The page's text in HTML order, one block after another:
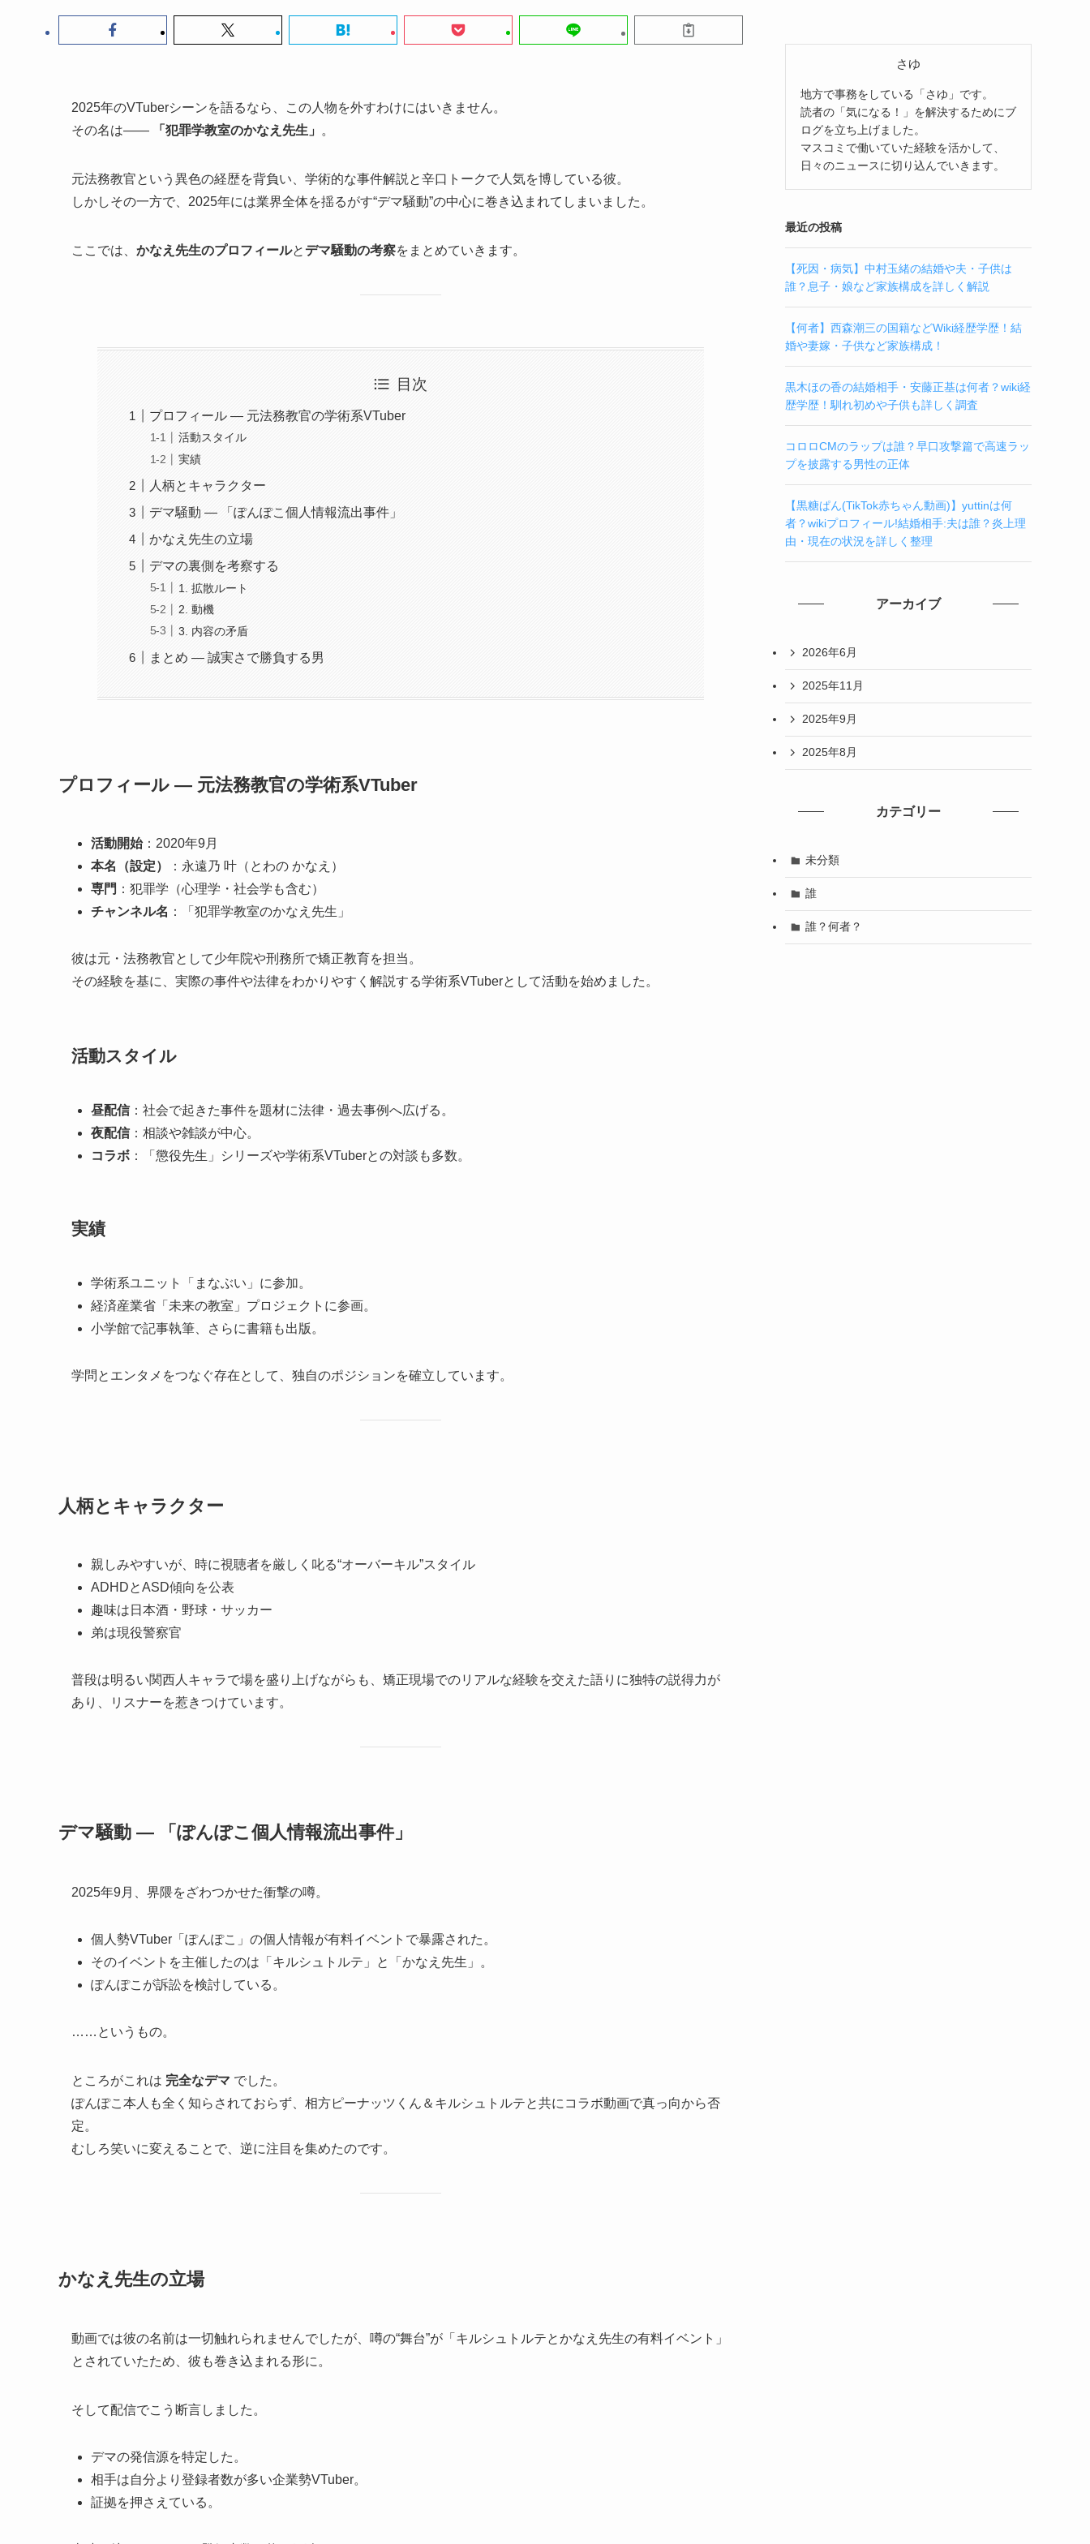
2025年のVTuberシーンを語るなら、この人物を外すわけにはいきません。
その名は――
「犯罪学教室のかなえ先生」 。
元法務教官という異色の経歴を背負い、学術的な事件解説と辛口トークで人気を博している彼。
しかしその一方で、2025年には業界全体を揺るがす“デマ騒動”の中心に巻き込まれてしまいました。
ここでは、 かなえ先生のプロフィールと デマ騒動の考察をまとめていきます。
目次
プロフィール ― 元法務教官の学術系VTuber
活動スタイル
実績
人柄とキャラクター
デマ騒動 ― 「ぽんぽこ個人情報流出事件」
かなえ先生の立場
デマの裏側を考察する
1. 拡散ルート
2. 動機
3. 内容の矛盾
まとめ ― 誠実さで勝負する男
プロフィール ― 元法務教官の学術系VTuber
活動開始：2020年9月
本名（設定）
：永遠乃 叶（とわの かなえ）
専門 ：犯罪学（心理学・社会学も含む）
チャンネル名 ：「犯罪学教室のかなえ先生」
彼は元・法務教官として少年院や刑務所で矯正教育を担当。
その経験を基に、実際の事件や法律をわかりやすく解説する学術系VTuberとして活動を始めました。
活動スタイル
昼配信：社会で起きた事件を題材に法律・過去事例へ広げる。
夜配信：相談や雑談が中心。
コラボ ：「懲役先生」シリーズや学術系VTuberとの対談も多数。
実績
学術系ユニット「まなぶい」に参加。
経済産業省「未来の教室」プロジェクトに参画。
小学館で記事執筆、さらに書籍も出版。
学問とエンタメをつなぐ存在として、独自のポジションを確立しています。
人柄とキャラクター
親しみやすいが、時に視聴者を厳しく叱る“オーバーキル”スタイル
ADHDとASD傾向を公表
趣味は日本酒・野球・サッカー
弟は現役警察官
普段は明るい関西人キャラで場を盛り上げながらも、矯正現場でのリアルな経験を交えた語りに独特の説得力が
あり、リスナーを惹きつけています。
デマ騒動 ― 「ぽんぽこ個人情報流出事件」
2025年9月、界隈をざわつかせた衝撃の噂。
個人勢VTuber「ぽんぽこ」の個人情報が有料イベントで暴露された。
そのイベントを主催したのは「キルシュトルテ」と「かなえ先生」。
ぽんぽこが訴訟を検討している。
……というもの。
ところがこれは 完全なデマ でした。
ぽんぽこ本人も全く知らされておらず、相方ピーナッツくん＆キルシュトルテと共にコラボ動画で真っ向から否
定。
むしろ笑いに変えることで、逆に注目を集めたのです。
かなえ先生の立場
動画では彼の名前は一切触れられませんでしたが、噂の“舞台”が「キルシュトルテとかなえ先生の有料イベント」
とされていたため、彼も巻き込まれる形に。
そして配信でこう断言しました。
デマの発信源を特定した。
相手は自分より登録者数が多い企業勢VTuber。
証拠を押さえている。
さゆ
地方で事務をしている「さゆ」です。
読者の「気になる！」を解決するためにブ
ログを立ち上げました。
マスコミで働いていた経験を活かして、
日々のニュースに切り込んでいきます。
最近の投稿
【死因・病気】中村玉緒の結婚や夫・子供は
誰？息子・娘など家族構成を詳しく解説
【何者】西森潮三の国籍などWiki経歴学歴！結
婚や妻嫁・子供など家族構成！
黒木ほの香の結婚相手・安藤正基は何者？wiki経
歴学歴！馴れ初めや子供も詳しく調査
コロロCMのラップは誰？早口攻撃篇で高速ラッ
プを披露する男性の正体
【黒糖ぱん(TikTok赤ちゃん動画)】yuttinは何
者？wikiプロフィール!結婚相手:夫は誰？炎上理
由・現在の状況を詳しく整理
アーカイブ
2026年6月
2025年11月
2025年9月
2025年8月
カテゴリー
未分類
誰
誰？何者？